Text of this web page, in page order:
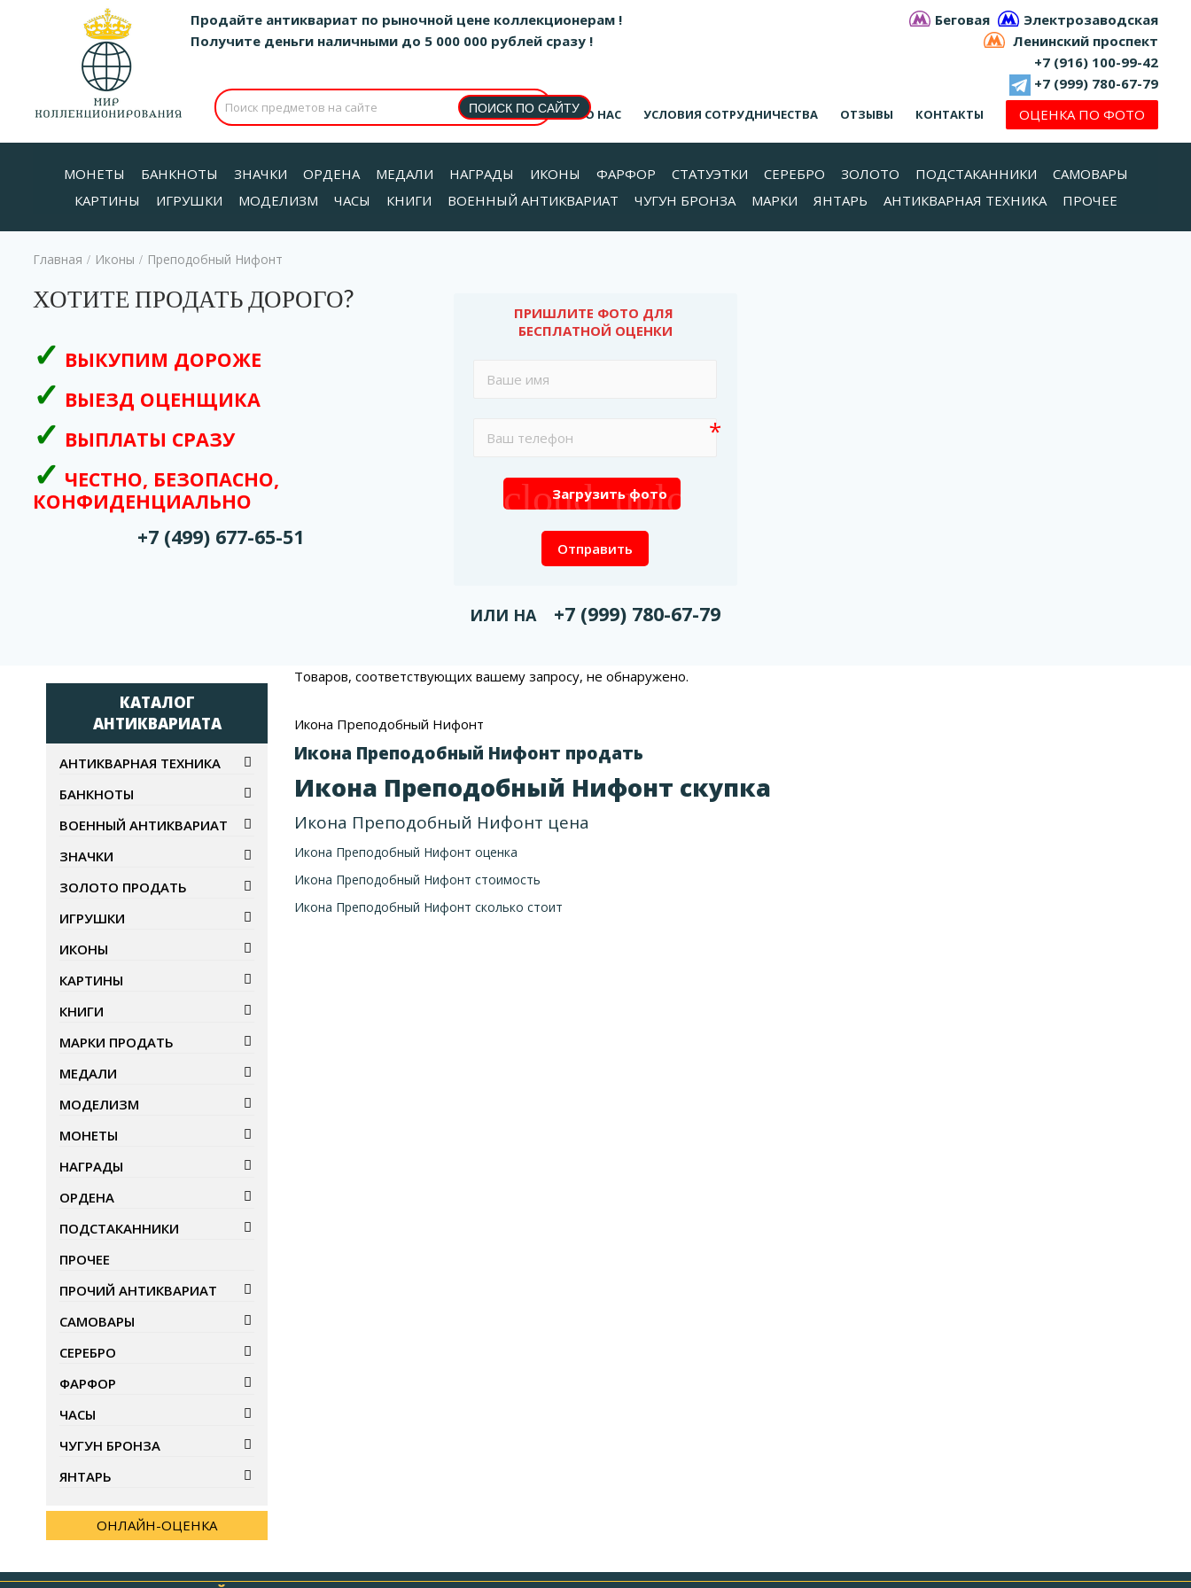
Продайте антиквариат по рыночной цене коллекционерам ! Беговая
Электрозаводская
Получите деньги наличными до 5 000 000 рублей сразу !
Ленинский проспект
+7 (916) 100-99-42
+7 (999) 780-67-79
О НАС УСЛОВИЯ СОТРУДНИЧЕСТВА ОТЗЫВЫ КОНТАКТЫ ОЦЕНКА ПО ФОТО
МОНЕТЫ БАНКНОТЫ ЗНАЧКИ ОРДЕНА МЕДАЛИ НАГРАДЫ ИКОНЫ ФАРФОР СТАТУЭТКИ СЕРЕБРО ЗОЛОТО ПОДСТАКАННИКИ
САМОВАРЫ
КАРТИНЫ
ИГРУШКИ МОДЕЛИЗМ ЧАСЫ КНИГИ ВОЕННЫЙ АНТИКВАРИАТ ЧУГУН БРОНЗА МАРКИ ЯНТАРЬ АНТИКВАРНАЯ ТЕХНИКА ПРОЧЕЕ
Главная / Иконы / Преподобный Нифонт
ХОТИТЕ ПРОДАТЬ ДОРОГО?
ВЫКУПИМ ДОРОЖЕ
ВЫЕЗД ОЦЕНЩИКА
ВЫПЛАТЫ СРАЗУ
ЧЕСТНО, БЕЗОПАСНО,
КОНФИДЕНЦИАЛЬНО
+7 (499) 677-65-51
ПРИШЛИТЕ ФОТО ДЛЯ
БЕСПЛАТНОЙ ОЦЕНКИ
cloud_upload
Загрузить фото
Отправить
ИЛИ НА +7 (999) 780-67-79
Товаров, соответствующих вашему запросу, не обнаружено.
Икона Преподобный Нифонт
Икона Преподобный Нифонт продать
Икона Преподобный Нифонт скупка
Икона Преподобный Нифонт цена
Икона Преподобный Нифонт оценка
Икона Преподобный Нифонт стоимость
Икона Преподобный Нифонт сколько стоит
КАТАЛОГ
АНТИКВАРИАТА
АНТИКВАРНАЯ ТЕХНИКА
БАНКНОТЫ
ВОЕННЫЙ АНТИКВАРИАТ
ЗНАЧКИ
ЗОЛОТО ПРОДАТЬ
ИГРУШКИ
ИКОНЫ
КАРТИНЫ
КНИГИ
МАРКИ ПРОДАТЬ
МЕДАЛИ
МОДЕЛИЗМ
МОНЕТЫ
НАГРАДЫ
ОРДЕНА
ПОДСТАКАННИКИ
ПРОЧЕЕ
ПРОЧИЙ АНТИКВАРИАТ
САМОВАРЫ
СЕРЕБРО
ФАРФОР
ЧАСЫ
ЧУГУН БРОНЗА
ЯНТАРЬ
ОНЛАЙН-ОЦЕНКА